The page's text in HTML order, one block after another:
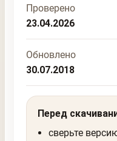
Проверено
23.04.2026
Обновлено
30.07.2018
Перед
сверьте